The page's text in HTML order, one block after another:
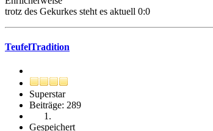
trotz des Gekurkes steht es aktuell 0:0
TeufelTradition
Superstar
Beiträge: 289
Gespeichert